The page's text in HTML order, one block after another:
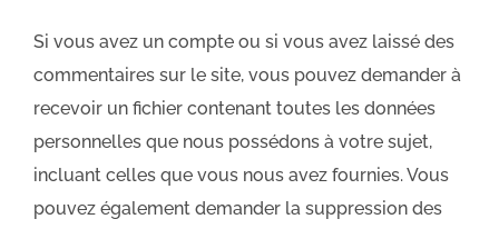
Si vous avez un compte ou si vous avez laissé des
commentaires sur le site, vous pouvez demander à
recevoir un fichier contenant toutes les données
personnelles que nous possédons à votre sujet,
incluant celles que vous nous avez fournies. Vous
pouvez également demander la suppression des